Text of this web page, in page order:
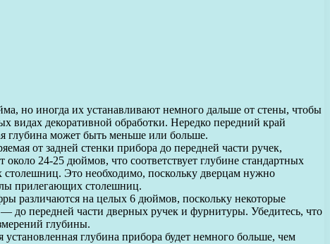
но иногда их устанавливают немного дальше от стены, чтобы
видах декоративной обработки. Нередко передний край
глубина может быть меньше или больше.
от задней стенки прибора до передней части ручек,
24-25 дюймов, что соответствует глубине стандартных
столешниц. Это необходимо, поскольку дверцам нужно
прилегающих столешниц.
различаются на целых 6 дюймов, поскольку некоторые
до передней части дверных ручек и фурнитуры. Убедитесь, что
глубины.
глубина прибора будет немного больше, чем